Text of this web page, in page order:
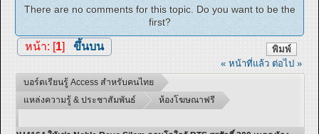
There are no comments for this topic. Do you want to be the
first?
พิมพ์
หน้า: [ 1] ขึ้นบน
« หน้าที่แล้ว ต่อไป »
บอร์ดเรียนรู้ Access สำหรับคนไทย
แหล่งความรู้ & ประชาสัมพันธ์
ห้องโฆษณาฟรี